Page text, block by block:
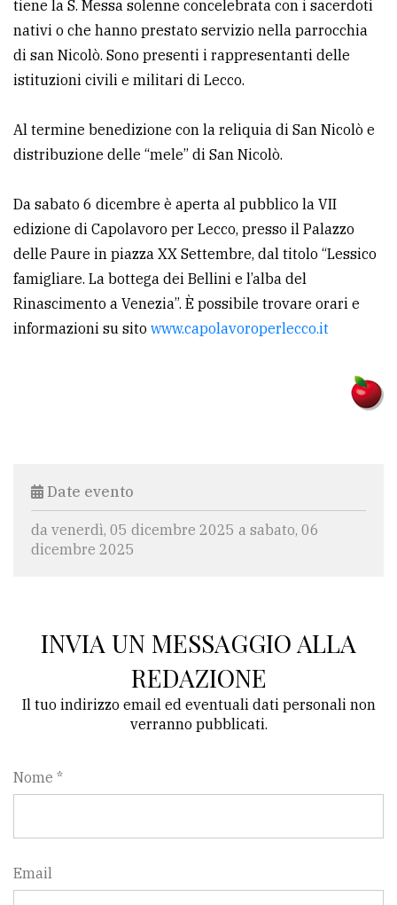
tiene la S. Messa solenne concelebrata con i sacerdoti
nativi o che hanno prestato servizio nella parrocchia
di san Nicolò. Sono presenti i rappresentanti delle
istituzioni civili e militari di Lecco.
Al termine benedizione con la reliquia di San Nicolò e
distribuzione delle “mele” di San Nicolò.
Da sabato 6 dicembre è aperta al pubblico la VII
edizione di Capolavoro per Lecco, presso il Palazzo
delle Paure in piazza XX Settembre, dal titolo “Lessico
famigliare. La bottega dei Bellini e l’alba del
Rinascimento a Venezia”. È possibile trovare orari e
informazioni su sito www.capolavoroperlecco.it
Date evento
da venerdì, 05 dicembre 2025 a sabato, 06
dicembre 2025
INVIA UN MESSAGGIO ALLA
REDAZIONE
Il tuo indirizzo email ed eventuali dati personali non
verranno pubblicati.
Nome *
Email